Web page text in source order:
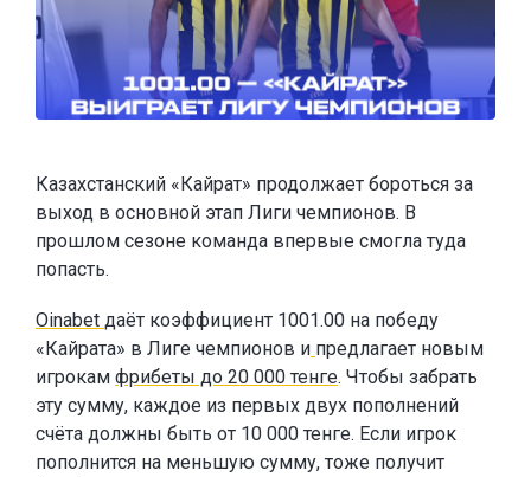
Казахстанский «Кайрат» продолжает бороться за
выход в основной этап Лиги чемпионов. В
прошлом сезоне команда впервые смогла туда
попасть.
Oinabet даёт коэффициент 1001.00 на победу
«Кайрата» в Лиге чемпионов и предлагает новым
игрокам фрибеты до 20 000 тенге. Чтобы забрать
эту сумму, каждое из первых двух пополнений
счёта должны быть от 10 000 тенге. Если игрок
пополнится на меньшую сумму, тоже получит